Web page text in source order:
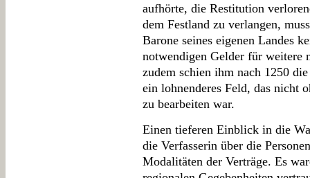
aufhörte, die Restitution
dem Festland zu verlangen,
Barone seines eigenen Landes
notwendigen Gelder für weitere
zudem schien ihm nach 1250
ein lohnenderes Feld, das nicht
zu bearbeiten war.
Einen tieferen Einblick in die
die Verfasserin über die
Modalitäten der Verträge. Es